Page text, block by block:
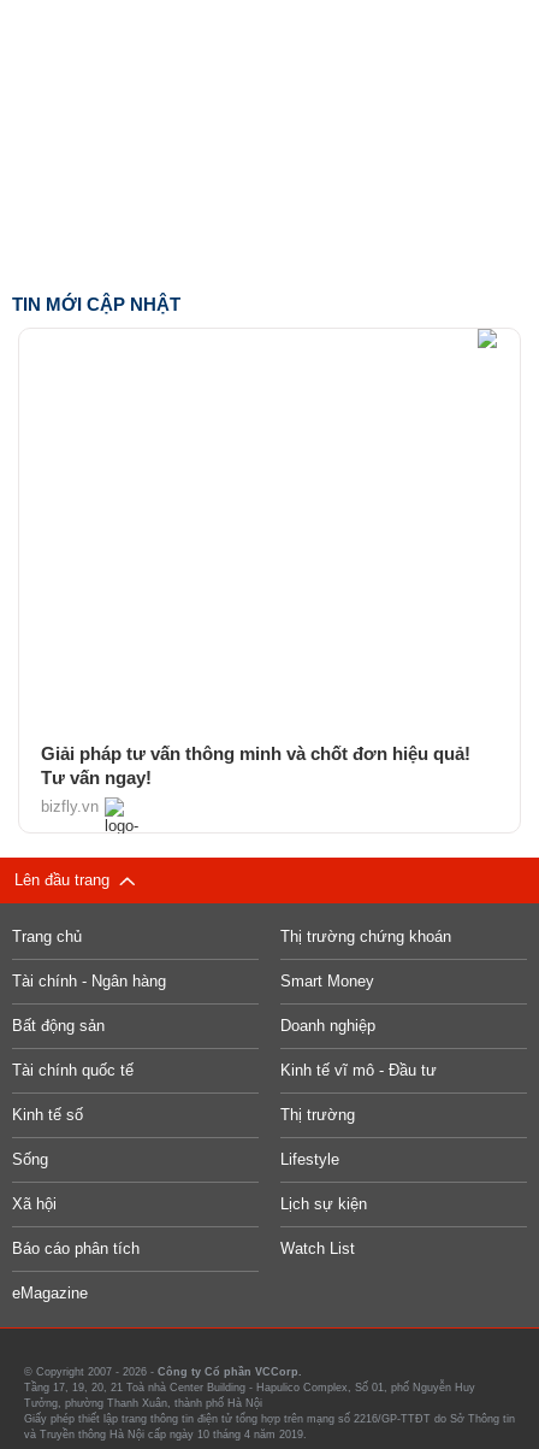
TIN MỚI CẬP NHẬT
Giải pháp tư vấn thông minh và chốt đơn hiệu quả!
Tư vấn ngay!
bizfly.vn
Lên đầu trang
Trang chủ Thị trường chứng khoán
Tài chính - Ngân hàng Smart Money
Bất động sản Doanh nghiệp
Tài chính quốc tế Kinh tế vĩ mô - Đầu tư
Kinh tế số Thị trường
Sống Lifestyle
Xã hội Lịch sự kiện
Báo cáo phân tích Watch List
eMagazine
© Copyright 2007 - 2026 - Công ty Cổ phần VCCorp.
Tầng 17, 19, 20, 21 Toà nhà Center Building - Hapulico Complex, Số 01, phố Nguyễn Huy
Tưởng, phường Thanh Xuân, thành phố Hà Nội
Giấy phép thiết lập trang thông tin điện tử tổng hợp trên mạng số 2216/GP-TTĐT do Sở Thông tin
và Truyền thông Hà Nội cấp ngày 10 tháng 4 năm 2019.